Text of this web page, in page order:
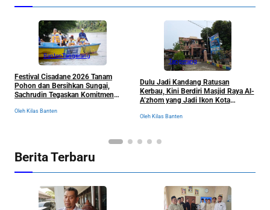
BantenTangerang
Festival Cisadane 2026 Tanam
Pohon dan Bersihkan Sungai,
Sachrudin Tegaskan Komitmen
Oleh Kilas Banten
Tangerang
Dulu Jadi Kandang Ratusan
Kerbau, Kini Berdiri Masjid Raya Al-
A’zhom yang Jadi Ikon Kota
Oleh Kilas Banten
Berita Terbaru